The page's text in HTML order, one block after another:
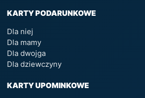
KARTY PODARUNKOWE
Dla niej
Dla mamy
Dla dwojga
Dla dziewczyny
KARTY UPOMINKOWE